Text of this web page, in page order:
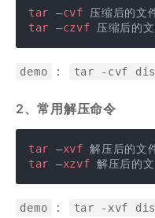
tar –cvf
tar –czvf 压缩后的
demo ： tar -cvf
2、常用解压命令
tar –xvf
tar –xzvf 解压后的
demo ： tar -xvf